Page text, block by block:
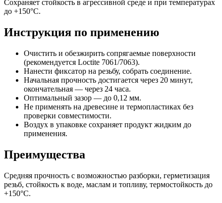
Сохраняет стойкость в агрессивной среде и при температурах
до +150°C.
Инструкция по применению
Очистить и обезжирить сопрягаемые поверхности
(рекомендуется Loctite 7061/7063).
Нанести фиксатор на резьбу, собрать соединение.
Начальная прочность достигается через 20 минут,
окончательная — через 24 часа.
Оптимальный зазор — до 0,12 мм.
Не применять на древесине и термопластиках без
проверки совместимости.
Воздух в упаковке сохраняет продукт жидким до
применения.
Преимущества
Средняя прочность с возможностью разборки, герметизация
резьб, стойкость к воде, маслам и топливу, термостойкость до
+150°C.